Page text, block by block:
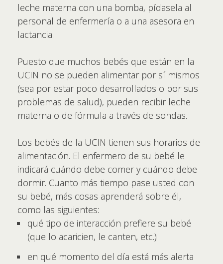
leche materna con una bomba, pídasela al
personal de enfermería o a una asesora en
lactancia.
Puesto que muchos bebés que están en la
UCIN no se pueden alimentar por sí mismos
(sea por estar poco desarrollados o por sus
problemas de salud), pueden recibir leche
materna o de fórmula a través de sondas.
Los bebés de la UCIN tienen sus horarios de
alimentación. El enfermero de su bebé le
indicará cuándo debe comer y cuándo debe
dormir. Cuanto más tiempo pase usted con
su bebé, más cosas aprenderá sobre él,
como las siguientes:
qué tipo de interacción prefiere su bebé
(que lo acaricien, le canten, etc.)
en qué momento del día está más alerta